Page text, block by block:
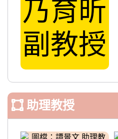
乃育昕
副教授
助理教授